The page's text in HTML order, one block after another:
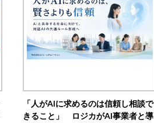
「人がAIに求めるのは信頼し相談で
きること」 ロジカがAI事業者と導